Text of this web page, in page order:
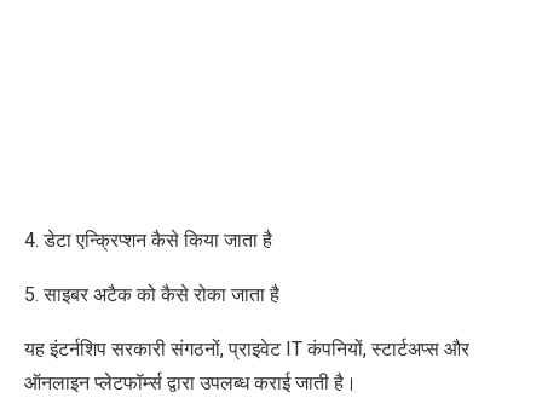
4. डेटा एन्क्रिप्शन कैसे किया जाता है
5. साइबर अटैक को कैसे रोका जाता है
यह इंटर्नशिप सरकारी संगठनों, प्राइवेट IT कंपनियों, स्टार्टअप्स और
ऑनलाइन प्लेटफॉर्म्स द्वारा उपलब्ध कराई जाती है।